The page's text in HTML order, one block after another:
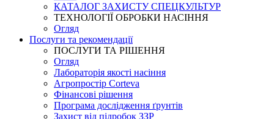
КАТАЛОГ ЗАХИСТУ СПЕЦКУЛЬТУР
ТЕХНОЛОГІЇ ОБРОБКИ НАСІННЯ
Огляд
Послуги та рекомендації
ПОСЛУГИ ТА РІШЕННЯ
Огляд
Лабораторія якості насіння
Агропростір Corteva
Фінансові рішення
Програма дослідження ґрунтів
Захист від підробок ЗЗР